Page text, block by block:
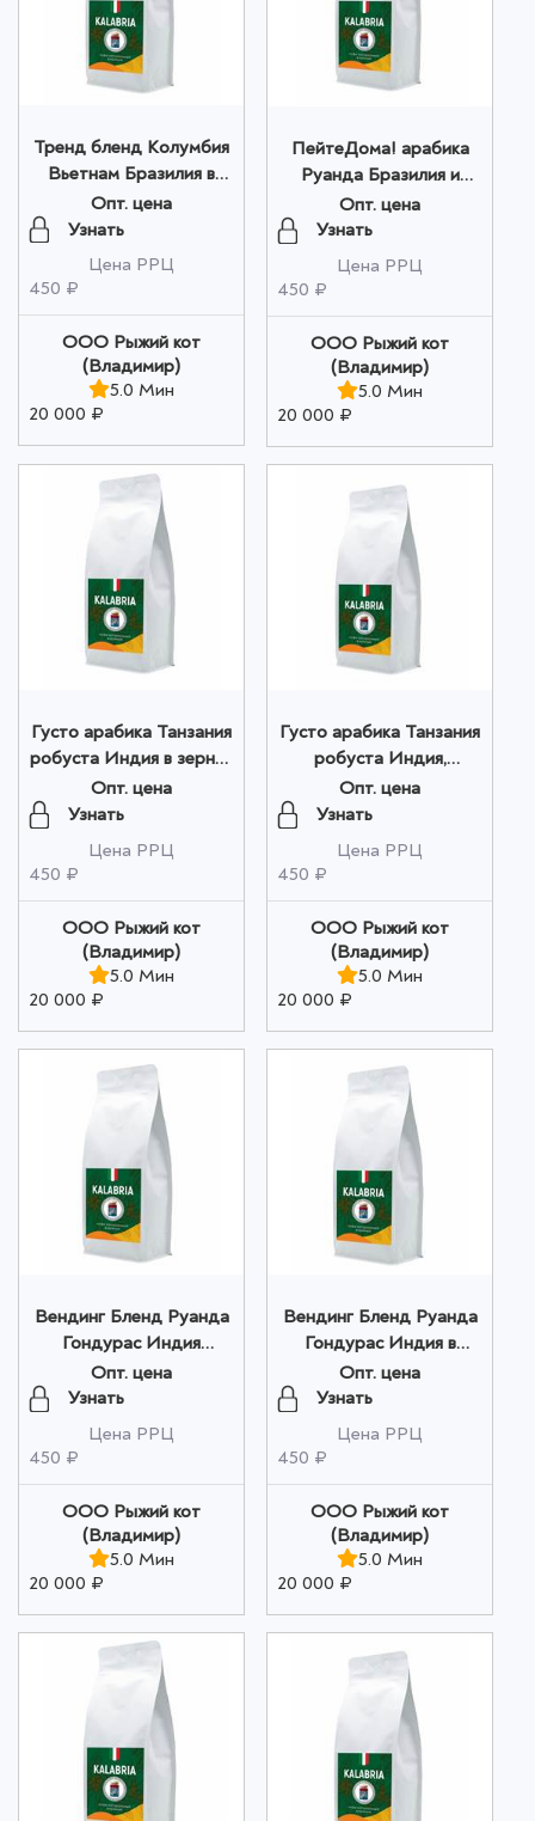
Тренд бленд Колумбия
Вьетнам Бразилия в
зернах 200г оптом
Опт. цена
Узнать
Цена РРЦ
450 ₽
ООО Рыжий кот
(Владимир)
5.0 Мин
20 000 ₽
ПейтеДома! арабика
Руанда Бразилия и
Уганда в зернах 200г
оптом
Опт. цена
Узнать
Цена РРЦ
450 ₽
ООО Рыжий кот
(Владимир)
5.0 Мин
20 000 ₽
Густо арабика Танзания
робуста Индия в зернах
200г оптом
Опт. цена
Узнать
Цена РРЦ
450 ₽
ООО Рыжий кот
(Владимир)
5.0 Мин
20 000 ₽
Густо арабика Танзания
робуста Индия,
молотый 200г оптом
Опт. цена
Узнать
Цена РРЦ
450 ₽
ООО Рыжий кот
(Владимир)
5.0 Мин
20 000 ₽
Вендинг Бленд Руанда
Гондурас Индия
молотый 200г оптом
Опт. цена
Узнать
Цена РРЦ
450 ₽
ООО Рыжий кот
(Владимир)
5.0 Мин
20 000 ₽
Вендинг Бленд Руанда
Гондурас Индия в
зернах 200 г оптом
Опт. цена
Узнать
Цена РРЦ
450 ₽
ООО Рыжий кот
(Владимир)
5.0 Мин
20 000 ₽